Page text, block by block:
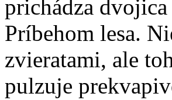
prichádza dvojica
Príbehom lesa.
zvieratami, ale
pulzuje